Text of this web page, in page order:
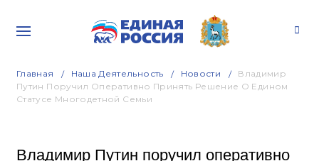
Главная Наша Деятельность Новости
Владимир
Путин Поручил Оперативно Принять Решение О Едином
Статусе Многодетной Семьи
Владимир Путин поручил оперативно